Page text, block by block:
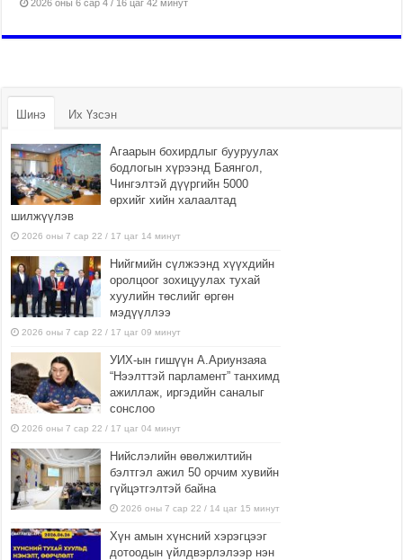
2026 оны 6 сар 4 / 16 цаг 42 минут
Шинэ Их Үзсэн
Агаарын бохирдлыг бууруулах
бодлогын хүрээнд Баянгол,
Чингэлтэй дүүргийн 5000
өрхийг хийн халаалтад
шилжүүлэв
2026 оны 7 сар 22 / 17 цаг 14 минут
Нийгмийн сүлжээнд хүүхдийн
оролцоог зохицуулах тухай
хуулийн төслийг өргөн
мэдүүллээ
2026 оны 7 сар 22 / 17 цаг 09 минут
УИХ-ын гишүүн А.Ариунзаяа
“Нээлттэй парламент” танхимд
ажиллаж, иргэдийн саналыг
сонслоо
2026 оны 7 сар 22 / 17 цаг 04 минут
Нийслэлийн өвөлжилтийн
бэлтгэл ажил 50 орчим хувийн
гүйцэтгэлтэй байна
2026 оны 7 сар 22 / 14 цаг 15 минут
Хүн амын хүнсний хэрэгцээг
дотоодын үйлдвэрлэлээр нэн